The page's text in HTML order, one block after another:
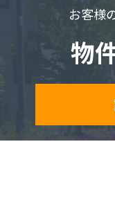
お客様
物